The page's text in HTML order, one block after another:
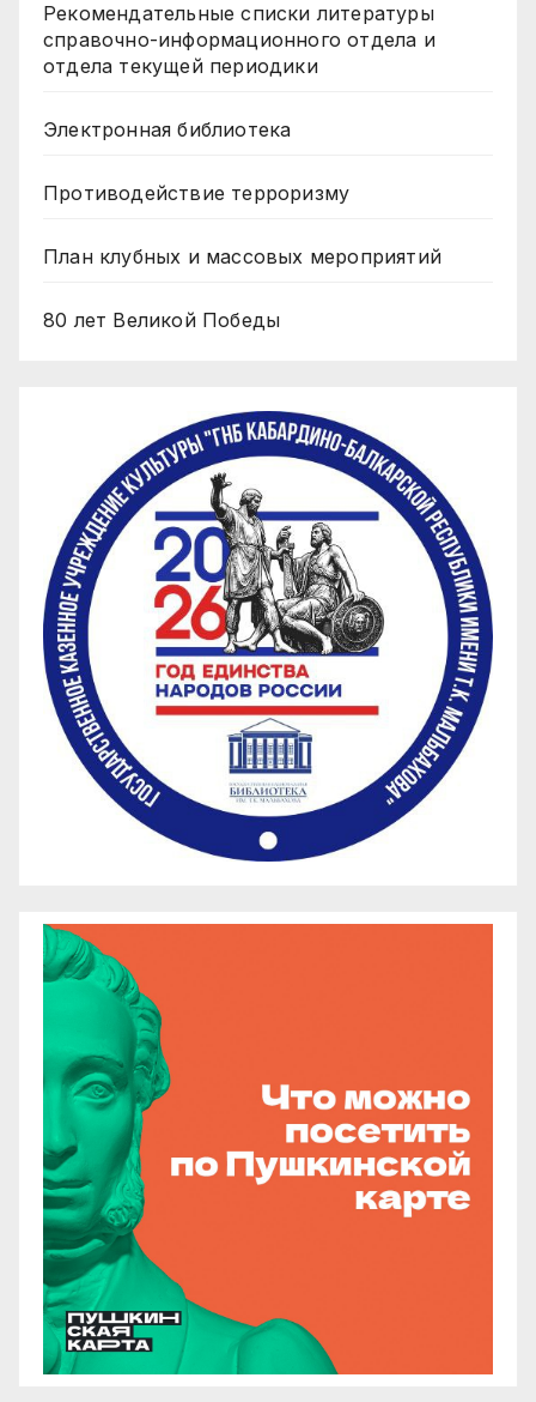
Рекомендательные списки литературы
справочно-информационного отдела и
отдела текущей периодики
Электронная библиотека
Противодействие терроризму
План клубных и массовых мероприятий
80 лет Великой Победы